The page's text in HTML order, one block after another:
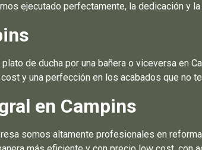
ejecutado perfectamente, la dedicación y
de ducha por una bañera o viceversa en
y una perfección en los acabados que no
en Campins
somos altamente profesionales en